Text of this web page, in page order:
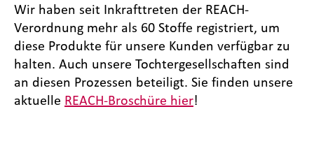
Wir haben seit Inkrafttreten der REACH-
Verordnung mehr als 60 Stoffe registriert, um
diese Produkte für unsere Kunden verfügbar zu
halten. Auch unsere Tochtergesellschaften sind
an diesen Prozessen beteiligt. Sie finden unsere
aktuelle REACH-Broschüre hier!